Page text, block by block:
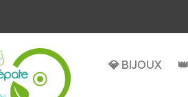
💎 BIJOUX